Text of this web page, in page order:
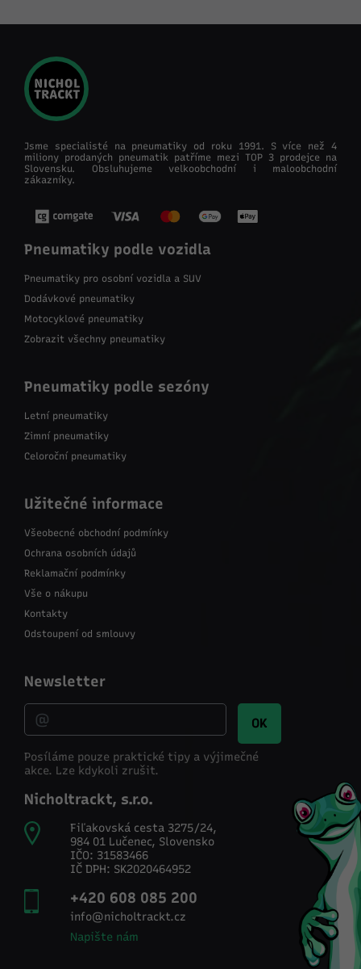
Jsme specialisté na pneumatiky od roku 1991. S více než 4
miliony prodaných pneumatik patříme mezi TOP 3 prodejce na
Slovensku. Obsluhujeme velkoobchodní i maloobchodní
zákazníky.
Pneumatiky podle vozidla
Pneumatiky pro osobní vozidla a SUV
Dodávkové pneumatiky
Motocyklové pneumatiky
Zobrazit všechny pneumatiky
Pneumatiky podle sezóny
Letní pneumatiky
Zimní pneumatiky
Celoroční pneumatiky
Užitečné informace
Všeobecné obchodní podmínky
Ochrana osobních údajů
Reklamační podmínky
Vše o nákupu
Kontakty
Odstoupení od smlouvy
Newsletter
OK
Posíláme pouze praktické tipy a výjimečné
akce. Lze kdykoli zrušit.
Nicholtrackt, s.r.o.
Fiľakovská cesta 3275/24,
984 01 Lučenec, Slovensko
IČO: 31583466
IČ DPH: SK2020464952
+420 608 085 200
info@nicholtrackt.cz
Napište nám